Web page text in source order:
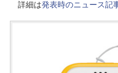
詳細は発表時のニュース記